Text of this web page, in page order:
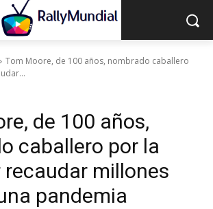
Tom Moore, de 100 años, nombrado caballero
de 100 años,
caballero por la
recaudar millones
pandemia